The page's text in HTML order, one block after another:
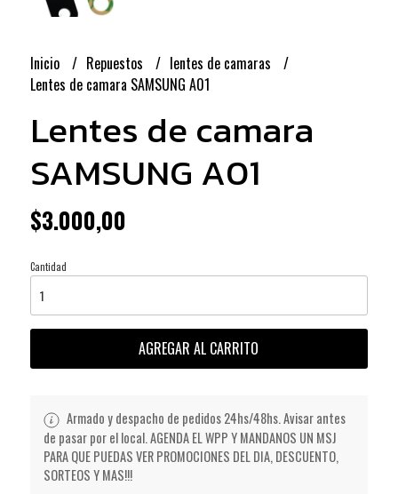
Inicio Repuestos
lentes de camaras
Lentes de camara SAMSUNG A01
Lentes de camara
SAMSUNG A01
$3.000,00
Cantidad
AGREGAR AL CARRITO
Armado y despacho de pedidos 24hs/48hs. Avisar antes
de pasar por el local. AGENDA EL WPP Y MANDANOS UN MSJ
PARA QUE PUEDAS VER PROMOCIONES DEL DIA, DESCUENTO,
SORTEOS Y MAS!!!